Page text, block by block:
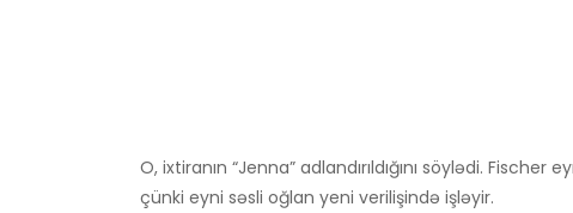
O, ixtiranın “Jenna” adlandırıldığını söylədi.
çünki eyni səsli oğlan yeni verilişində işləyir.